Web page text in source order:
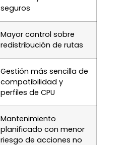
seguros
Mayor control sobre
redistribución de rutas
Gestión más sencilla de
compatibilidad y
perfiles de CPU
Mantenimiento
planificado con menor
riesgo de acciones no